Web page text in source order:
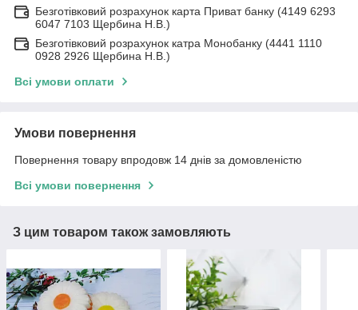
Безготівковий розрахунок карта Приват банку (4149 6293
6047 7103 Щербина Н.В.)
Безготівковий розрахунок катра Монобанку (4441 1110
0928 2926 Щербина Н.В.)
Всі умови оплати
Умови повернення
Повернення товару впродовж 14 днів за домовленістю
Всі умови повернення
З цим товаром також замовляють